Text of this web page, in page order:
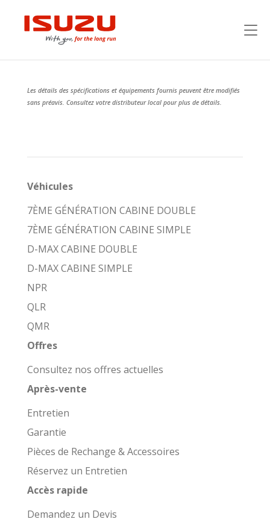
Les détails des spécifications et équipements fournis peuvent être modifiés
sans préavis. Consultez votre distributeur local pour plus de détails.
Véhicules
7ÈME GÉNÉRATION CABINE DOUBLE
7ÈME GÉNÉRATION CABINE SIMPLE
D-MAX CABINE DOUBLE
D-MAX CABINE SIMPLE
NPR
QLR
QMR
Offres
Consultez nos offres actuelles
Après-vente
Entretien
Garantie
Pièces de Rechange & Accessoires
Réservez un Entretien
Accès rapide
Demandez un Devis